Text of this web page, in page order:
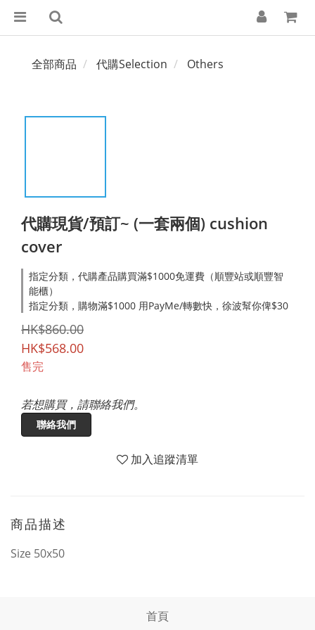
全部商品 代購Selection Others
代購現貨/預訂~ (一套兩個) cushion
cover
指定分類，代購產品購買滿$1000免運費（順豐站或順豐智
能櫃）
指定分類，購物滿$1000 用PayMe/轉數快，徐波幫你俾$30
HK$860.00
HK$568.00
售完
若想購買，請聯絡我們。
聯絡我們
加入追蹤清單
商品描述
Size 50x50
首頁